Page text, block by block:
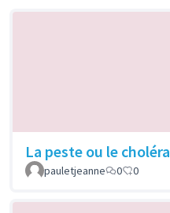
La peste ou le choléra
pauletjeanne 0 0